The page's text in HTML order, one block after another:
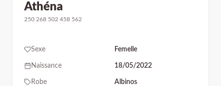
Athéna
250 268 502 458 562
Sexe Femelle
Naissance 18/05/2022
Robe Albinos